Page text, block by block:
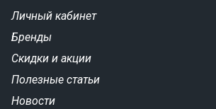
Личный кабинет
Бренды
Скидки и акции
Полезные статьи
Новости